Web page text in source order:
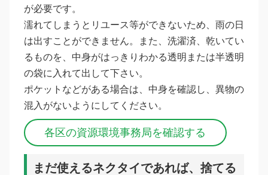
が必要です。
濡れてしまうとリユース等ができないため、雨の日
は出すことができません。また、洗濯済、乾いてい
るものを、中身がはっきりわかる透明または半透明
の袋に入れて出して下さい。
ポケットなどがある場合は、中身を確認し、異物の
混入がないようにしてください。
各区の資源環境事務局を確認する
まだ使えるネクタイであれば、捨てる